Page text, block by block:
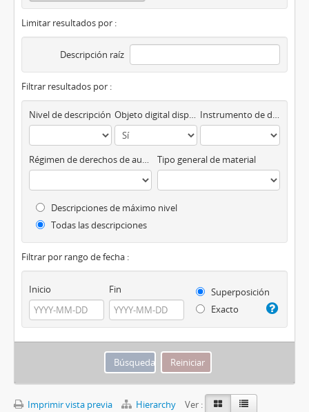
Limitar resultados por :
Descripción raíz
Filtrar resultados por :
Nivel de descripción Objeto digital disponibles Instrumento de descripción
Régimen de derechos de autor Tipo general de material
Descripciones de máximo nivel
Todas las descripciones
Filtrar por rango de fecha :
Inicio Fin
Superposición
Exacto
Imprimir vista previa Hierarchy
Ver :